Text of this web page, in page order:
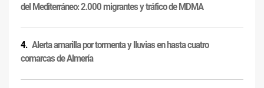
del Mediterráneo: 2.000 migrantes y tráfico de MDMA
Alerta amarilla por tormenta y lluvias en hasta cuatro
comarcas de Almería